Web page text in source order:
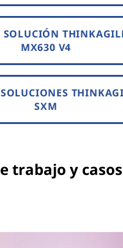
SOLUCIÓN
MX630 V4
SXM
trabajo y